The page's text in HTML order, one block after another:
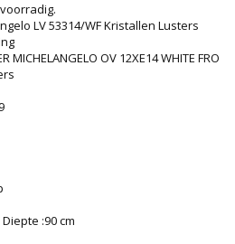
LV 53314/WF Kristallen Lusters
MICHELANGELO OV 12XE14 WHITE FRO
:90 cm